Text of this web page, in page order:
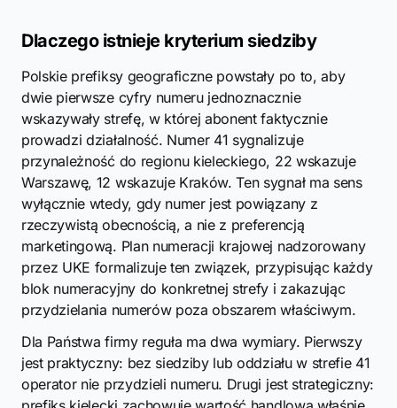
Dlaczego istnieje kryterium siedziby
Polskie prefiksy geograficzne powstały po to, aby
dwie pierwsze cyfry numeru jednoznacznie
wskazywały strefę, w której abonent faktycznie
prowadzi działalność. Numer 41 sygnalizuje
przynależność do regionu kieleckiego, 22 wskazuje
Warszawę, 12 wskazuje Kraków. Ten sygnał ma sens
wyłącznie wtedy, gdy numer jest powiązany z
rzeczywistą obecnością, a nie z preferencją
marketingową. Plan numeracji krajowej nadzorowany
przez UKE formalizuje ten związek, przypisując każdy
blok numeracyjny do konkretnej strefy i zakazując
przydzielania numerów poza obszarem właściwym.
Dla Państwa firmy reguła ma dwa wymiary. Pierwszy
jest praktyczny: bez siedziby lub oddziału w strefie 41
operator nie przydzieli numeru. Drugi jest strategiczny: